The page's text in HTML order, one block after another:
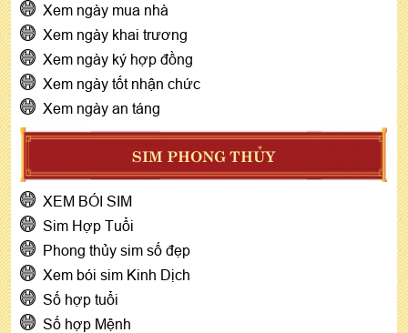
Xem ngày mua nhà
Xem ngày khai trương
Xem ngày ký hợp đồng
Xem ngày tốt nhận chức
Xem ngày an táng
SIM PHONG THỦY
XEM BÓI SIM
Sim Hợp Tuổi
Phong thủy sim số đẹp
Xem bói sim Kinh Dịch
Số hợp tuổi
Số hợp Mệnh